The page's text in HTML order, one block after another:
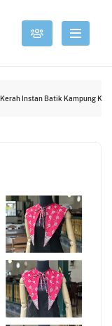
Kerah Instan Batik Kampung